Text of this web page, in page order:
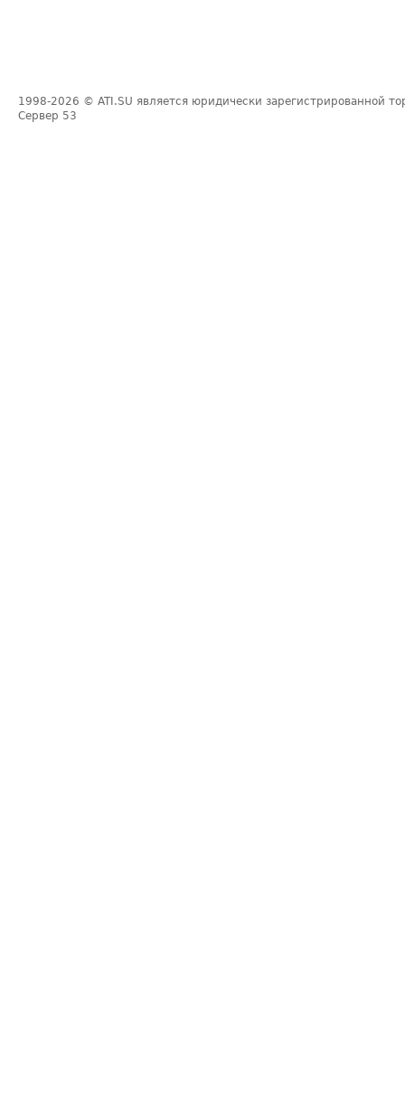
1998-2026 © ATI.SU является юридически зарегистрированной
Сервер 53